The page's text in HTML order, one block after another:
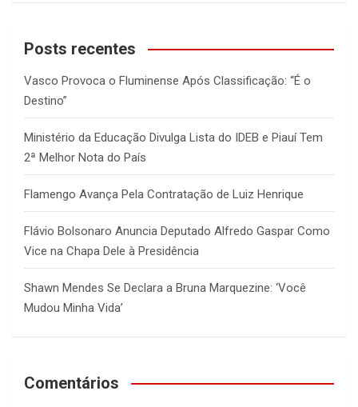
a
c
Posts recentes
Vasco Provoca o Fluminense Após Classificação: “É o
Destino”
Ministério da Educação Divulga Lista do IDEB e Piauí Tem
2ª Melhor Nota do País
Flamengo Avança Pela Contratação de Luiz Henrique
Flávio Bolsonaro Anuncia Deputado Alfredo Gaspar Como
Vice na Chapa Dele à Presidência
Shawn Mendes Se Declara a Bruna Marquezine: ‘Você
Mudou Minha Vida’
Comentários